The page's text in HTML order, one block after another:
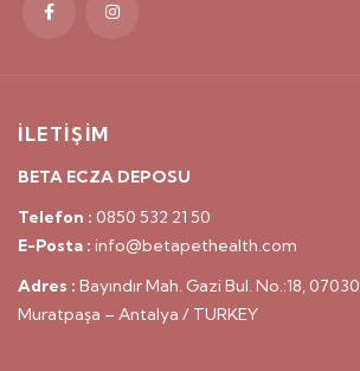
İLETİŞİM
BETA ECZA DEPOSU
Telefon : 0850 532 21 50
E-Posta : info@betapethealth.com
Adres : Bayındır Mah. Gazi Bul. No.:18, 07030
Muratpaşa – Antalya / TURKEY